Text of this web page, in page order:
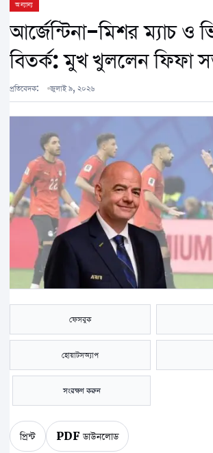
অন্যান্য
আর্জেন্টিনা-মিশর ম্যাচ ও
বিতর্ক: মুখ খুললেন ফিফা
প্রতিবেদক: জুলাই ৯, ২০২৬
ফেসবুক
হোয়াটসঅ্যাপ
সংরক্ষণ করুন
প্রিন্ট PDF ডাউনলোড